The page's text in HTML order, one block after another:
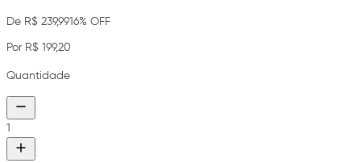
De R$ 239,9916% OFF
Por R$ 199,20
Quantidade
1